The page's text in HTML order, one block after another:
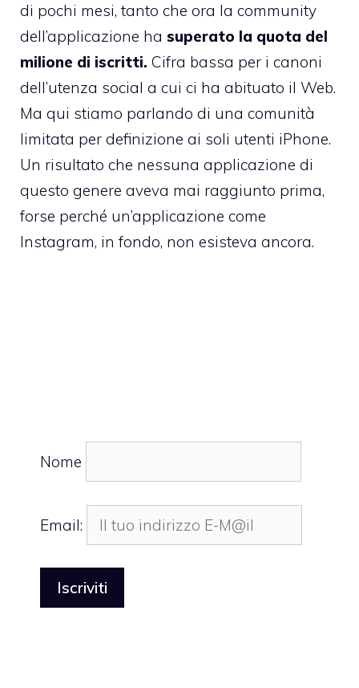
di pochi mesi, tanto che ora la community
dell’applicazione ha superato la quota del
milione di iscritti. Cifra bassa per i canoni
dell’utenza social a cui ci ha abituato il Web.
Ma qui stiamo parlando di una comunità
limitata per definizione ai soli utenti iPhone.
Un risultato che nessuna applicazione di
questo genere aveva mai raggiunto prima,
forse perché un’applicazione come
Instagram, in fondo, non esisteva ancora.
Nome
Email: